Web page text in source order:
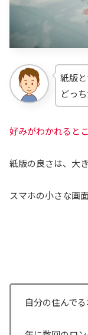
紙版
どっ
好みがわかれると
紙版の良さは、大
スマホの小さな画
自分の住んで